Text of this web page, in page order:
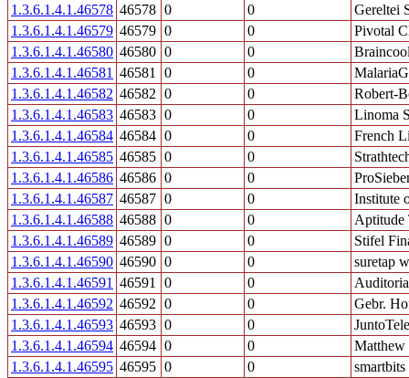
1.3.6.1.4.1.46578 46578 0 0
Gereltei
1.3.6.1.4.1.46579 46579 0 0
Pivotal
1.3.6.1.4.1.46580 46580 0 0
1.3.6.1.4.1.46581 46581 0 0
1.3.6.1.4.1.46582 46582 0 0
Robert-
1.3.6.1.4.1.46583 46583 0 0
Linoma
1.3.6.1.4.1.46584 46584 0 0
French
1.3.6.1.4.1.46585 46585 0 0
1.3.6.1.4.1.46586 46586 0 0
1.3.6.1.4.1.46587 46587 0 0
Institute
1.3.6.1.4.1.46588 46588 0 0
Aptitude
1.3.6.1.4.1.46589 46589 0 0
Stifel
1.3.6.1.4.1.46590 46590 0 0
suretap
1.3.6.1.4.1.46591 46591 0 0
1.3.6.1.4.1.46592 46592 0 0
Gebr.
1.3.6.1.4.1.46593 46593 0 0
1.3.6.1.4.1.46594 46594 0 0
Matthew
1.3.6.1.4.1.46595 46595 0 0
smartbits